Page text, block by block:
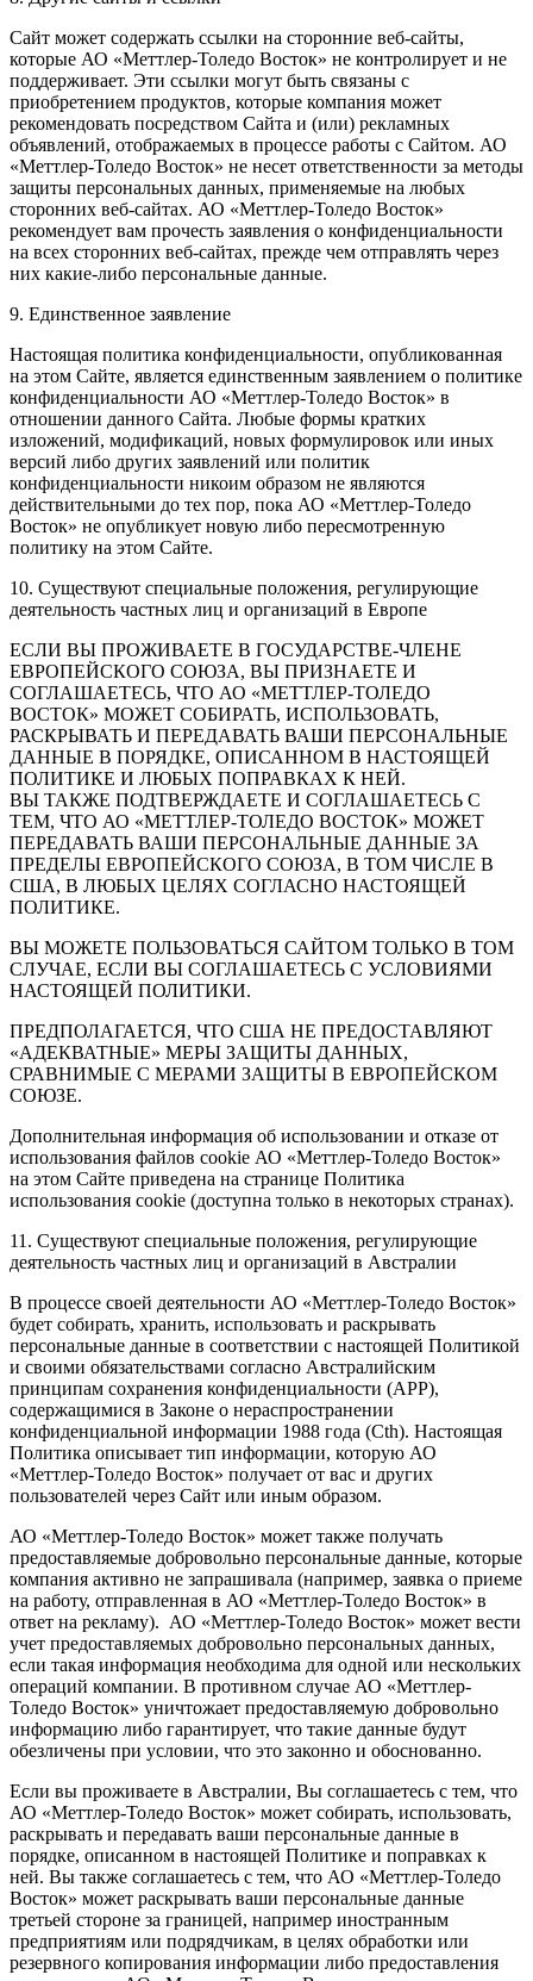
Сайт может содержать ссылки на сторонние веб-сайты,
которые АО «Меттлер-Толедо Восток» не контролирует и не
поддерживает. Эти ссылки могут быть связаны с
приобретением продуктов, которые компания может
рекомендовать посредством Сайта и (или) рекламных
объявлений, отображаемых в процессе работы с Сайтом. АО
«Меттлер-Толедо Восток» не несет ответственности за методы
защиты персональных данных, применяемые на любых
сторонних веб-сайтах. АО «Меттлер-Толедо Восток»
рекомендует вам прочесть заявления о конфиденциальности
на всех сторонних веб-сайтах, прежде чем отправлять через
них какие-либо персональные данные.
9. Единственное заявление
Настоящая политика конфиденциальности, опубликованная
на этом Сайте, является единственным заявлением о политике
конфиденциальности АО «Меттлер-Толедо Восток» в
отношении данного Сайта. Любые формы кратких
изложений, модификаций, новых формулировок или иных
версий либо других заявлений или политик
конфиденциальности никоим образом не являются
действительными до тех пор, пока АО «Меттлер-Толедо
Восток» не опубликует новую либо пересмотренную
политику на этом Сайте.
10. Существуют специальные положения, регулирующие
деятельность частных лиц и организаций в Европе
ЕСЛИ ВЫ ПРОЖИВАЕТЕ В ГОСУДАРСТВЕ-ЧЛЕНЕ
ЕВРОПЕЙСКОГО СОЮЗА, ВЫ ПРИЗНАЕТЕ И
СОГЛАШАЕТЕСЬ, ЧТО АО «МЕТТЛЕР-ТОЛЕДО
ВОСТОК» МОЖЕТ СОБИРАТЬ, ИСПОЛЬЗОВАТЬ,
РАСКРЫВАТЬ И ПЕРЕДАВАТЬ ВАШИ ПЕРСОНАЛЬНЫЕ
ДАННЫЕ В ПОРЯДКЕ, ОПИСАННОМ В НАСТОЯЩЕЙ
ПОЛИТИКЕ И ЛЮБЫХ ПОПРАВКАХ К НЕЙ.
ВЫ ТАКЖЕ ПОДТВЕРЖДАЕТЕ И СОГЛАШАЕТЕСЬ С
ТЕМ, ЧТО АО «МЕТТЛЕР-ТОЛЕДО ВОСТОК» МОЖЕТ
ПЕРЕДАВАТЬ ВАШИ ПЕРСОНАЛЬНЫЕ ДАННЫЕ ЗА
ПРЕДЕЛЫ ЕВРОПЕЙСКОГО СОЮЗА, В ТОМ ЧИСЛЕ В
США, В ЛЮБЫХ ЦЕЛЯХ СОГЛАСНО НАСТОЯЩЕЙ
ПОЛИТИКЕ.
ВЫ МОЖЕТЕ ПОЛЬЗОВАТЬСЯ САЙТОМ ТОЛЬКО В ТОМ
СЛУЧАЕ, ЕСЛИ ВЫ СОГЛАШАЕТЕСЬ С УСЛОВИЯМИ
НАСТОЯЩЕЙ ПОЛИТИКИ.
ПРЕДПОЛАГАЕТСЯ, ЧТО США НЕ ПРЕДОСТАВЛЯЮТ
«АДЕКВАТНЫЕ» МЕРЫ ЗАЩИТЫ ДАННЫХ,
СРАВНИМЫЕ С МЕРАМИ ЗАЩИТЫ В ЕВРОПЕЙСКОМ
СОЮЗЕ.
Дополнительная информация об использовании и отказе от
использования файлов cookie АО «Меттлер-Толедо Восток»
на этом Сайте приведена на странице Политика
использования cookie (доступна только в некоторых странах).
11. Существуют специальные положения, регулирующие
деятельность частных лиц и организаций в Австралии
В процессе своей деятельности АО «Меттлер-Толедо Восток»
будет собирать, хранить, использовать и раскрывать
персональные данные в соответствии с настоящей Политикой
и своими обязательствами согласно Австралийским
принципам сохранения конфиденциальности (APP),
содержащимися в Законе о нераспространении
конфиденциальной информации 1988 года (Cth). Настоящая
Политика описывает тип информации, которую АО
«Меттлер-Толедо Восток» получает от вас и других
пользователей через Сайт или иным образом.
АО «Меттлер-Толедо Восток» может также получать
предоставляемые добровольно персональные данные, которые
компания активно не запрашивала (например, заявка о приеме
на работу, отправленная в АО «Меттлер-Толедо Восток» в
ответ на рекламу). АО «Меттлер-Толедо Восток» может вести
учет предоставляемых добровольно персональных данных,
если такая информация необходима для одной или нескольких
операций компании. В противном случае АО «Меттлер-
Толедо Восток» уничтожает предоставляемую добровольно
информацию либо гарантирует, что такие данные будут
обезличены при условии, что это законно и обоснованно.
Если вы проживаете в Австралии, Вы соглашаетесь с тем, что
АО «Меттлер-Толедо Восток» может собирать, использовать,
раскрывать и передавать ваши персональные данные в
порядке, описанном в настоящей Политике и поправках к
ней. Вы также соглашаетесь с тем, что АО «Меттлер-Толедо
Восток» может раскрывать ваши персональные данные
третьей стороне за границей, например иностранным
предприятиям или подрядчикам, в целях обработки или
резервного копирования информации либо предоставления